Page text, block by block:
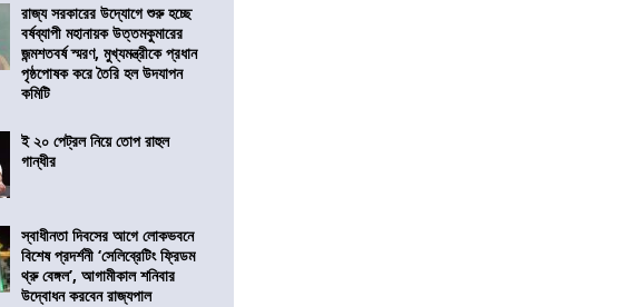
রাজ্য সরকারের উদ্যোগে শুরু হচ্ছে
বর্ষব্যাপী মহানায়ক উত্তমকুমারের
জন্মশতবর্ষ স্মরণ, মুখ্যমন্ত্রীকে প্রধান
পৃষ্ঠপোষক করে তৈরি হল উদযাপন
কমিটি
ই ২০ পেট্রল নিয়ে তোপ রাহুল
গান্ধীর
স্বাধীনতা দিবসের আগে লোকভবনে
বিশেষ প্রদর্শনী ‘সেলিব্রেটিং ফ্রিডম
থ্রু বেঙ্গল’, আগামীকাল শনিবার
উদ্বোধন করবেন রাজ্যপাল